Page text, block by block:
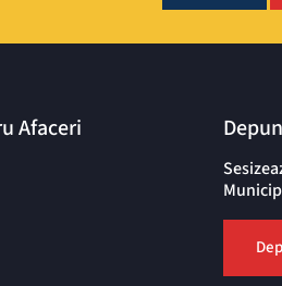
Afaceri